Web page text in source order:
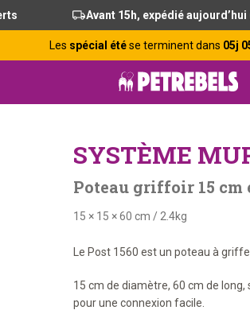
Avant 15h, expédié aujourd’hui
Les spécial étése terminent dans 05j
SYSTÈME
Poteau griffoir 15 cm
15 × 15 × 60 cm / 2.4kg
Le Post 1560 est un poteau à
15 cm de diamètre, 60 cm de
pour une connexion facile.